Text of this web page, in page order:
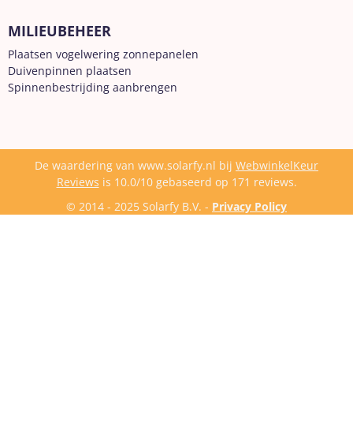
MILIEUBEHEER
Plaatsen vogelwering zonnepanelen
Duivenpinnen plaatsen
Spinnenbestrijding aanbrengen
De waardering van www.solarfy.nl bij WebwinkelKeur
Reviews is 10.0/10 gebaseerd op 171 reviews.
© 2014 - 2025 Solarfy B.V. - Privacy Policy